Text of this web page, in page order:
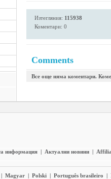
Изтегляния: 115938
Коментари: 0
Comments
Все още няма коментари.
информация | Актуални новини |
| Magyar | Polski | Português brasileiro |